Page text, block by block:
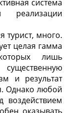
система
реализации
турист, много.
целая гамма
лишь
и результат
Однако любой
воздействием